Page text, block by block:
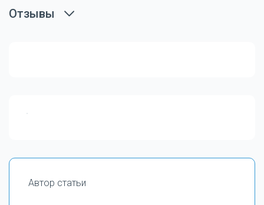
Отзывы
Автор статьи